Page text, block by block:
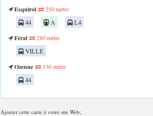
Esquirol
250 mètre
44 A
L4
Féral
280 mètre
VILLE
Ozenne
330 mètre
44
Ajouter cette carte à votre site Web;